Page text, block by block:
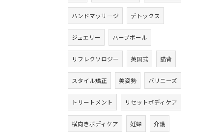
ハンドマッサージ デトックス
ジュエリー ハーブボール
リフレクソロジー 英国式 猫背
スタイル矯正 美姿勢 バリニーズ
トリートメント リセットボディケア
横向きボディケア 妊婦 介護